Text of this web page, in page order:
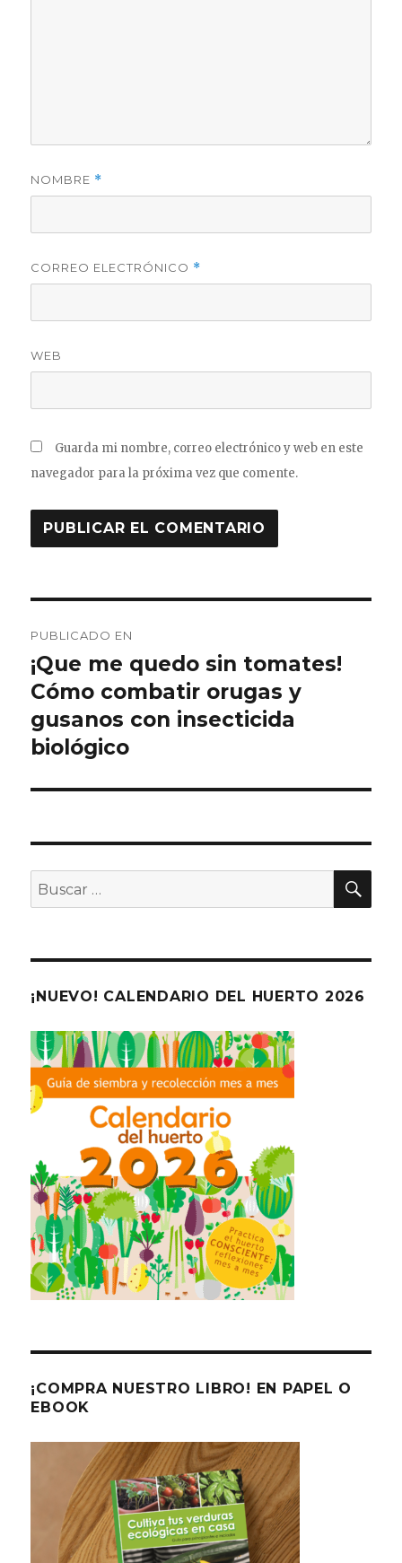
NOMBRE *
CORREO ELECTRÓNICO *
WEB
Guarda mi nombre, correo electrónico y web en este
navegador para la próxima vez que comente.
de
entradas
PUBLICADO EN
¡Que me quedo sin tomates!
Cómo combatir orugas y
gusanos con insecticida
biológico
Buscar
por:
¡NUEVO! CALENDARIO DEL HUERTO 2026
¡COMPRA NUESTRO LIBRO! EN PAPEL O
EBOOK